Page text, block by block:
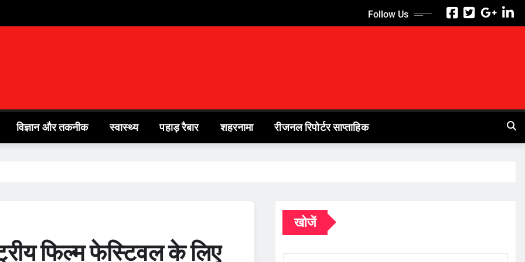
Follow Us
विज्ञान और तकनीक स्वास्थ्य पहाड़ रैबार शहरनामा रीजनल रिपोर्टर साप्ताहिक
फिल्म फेस्टिवल के लिए
खोजें